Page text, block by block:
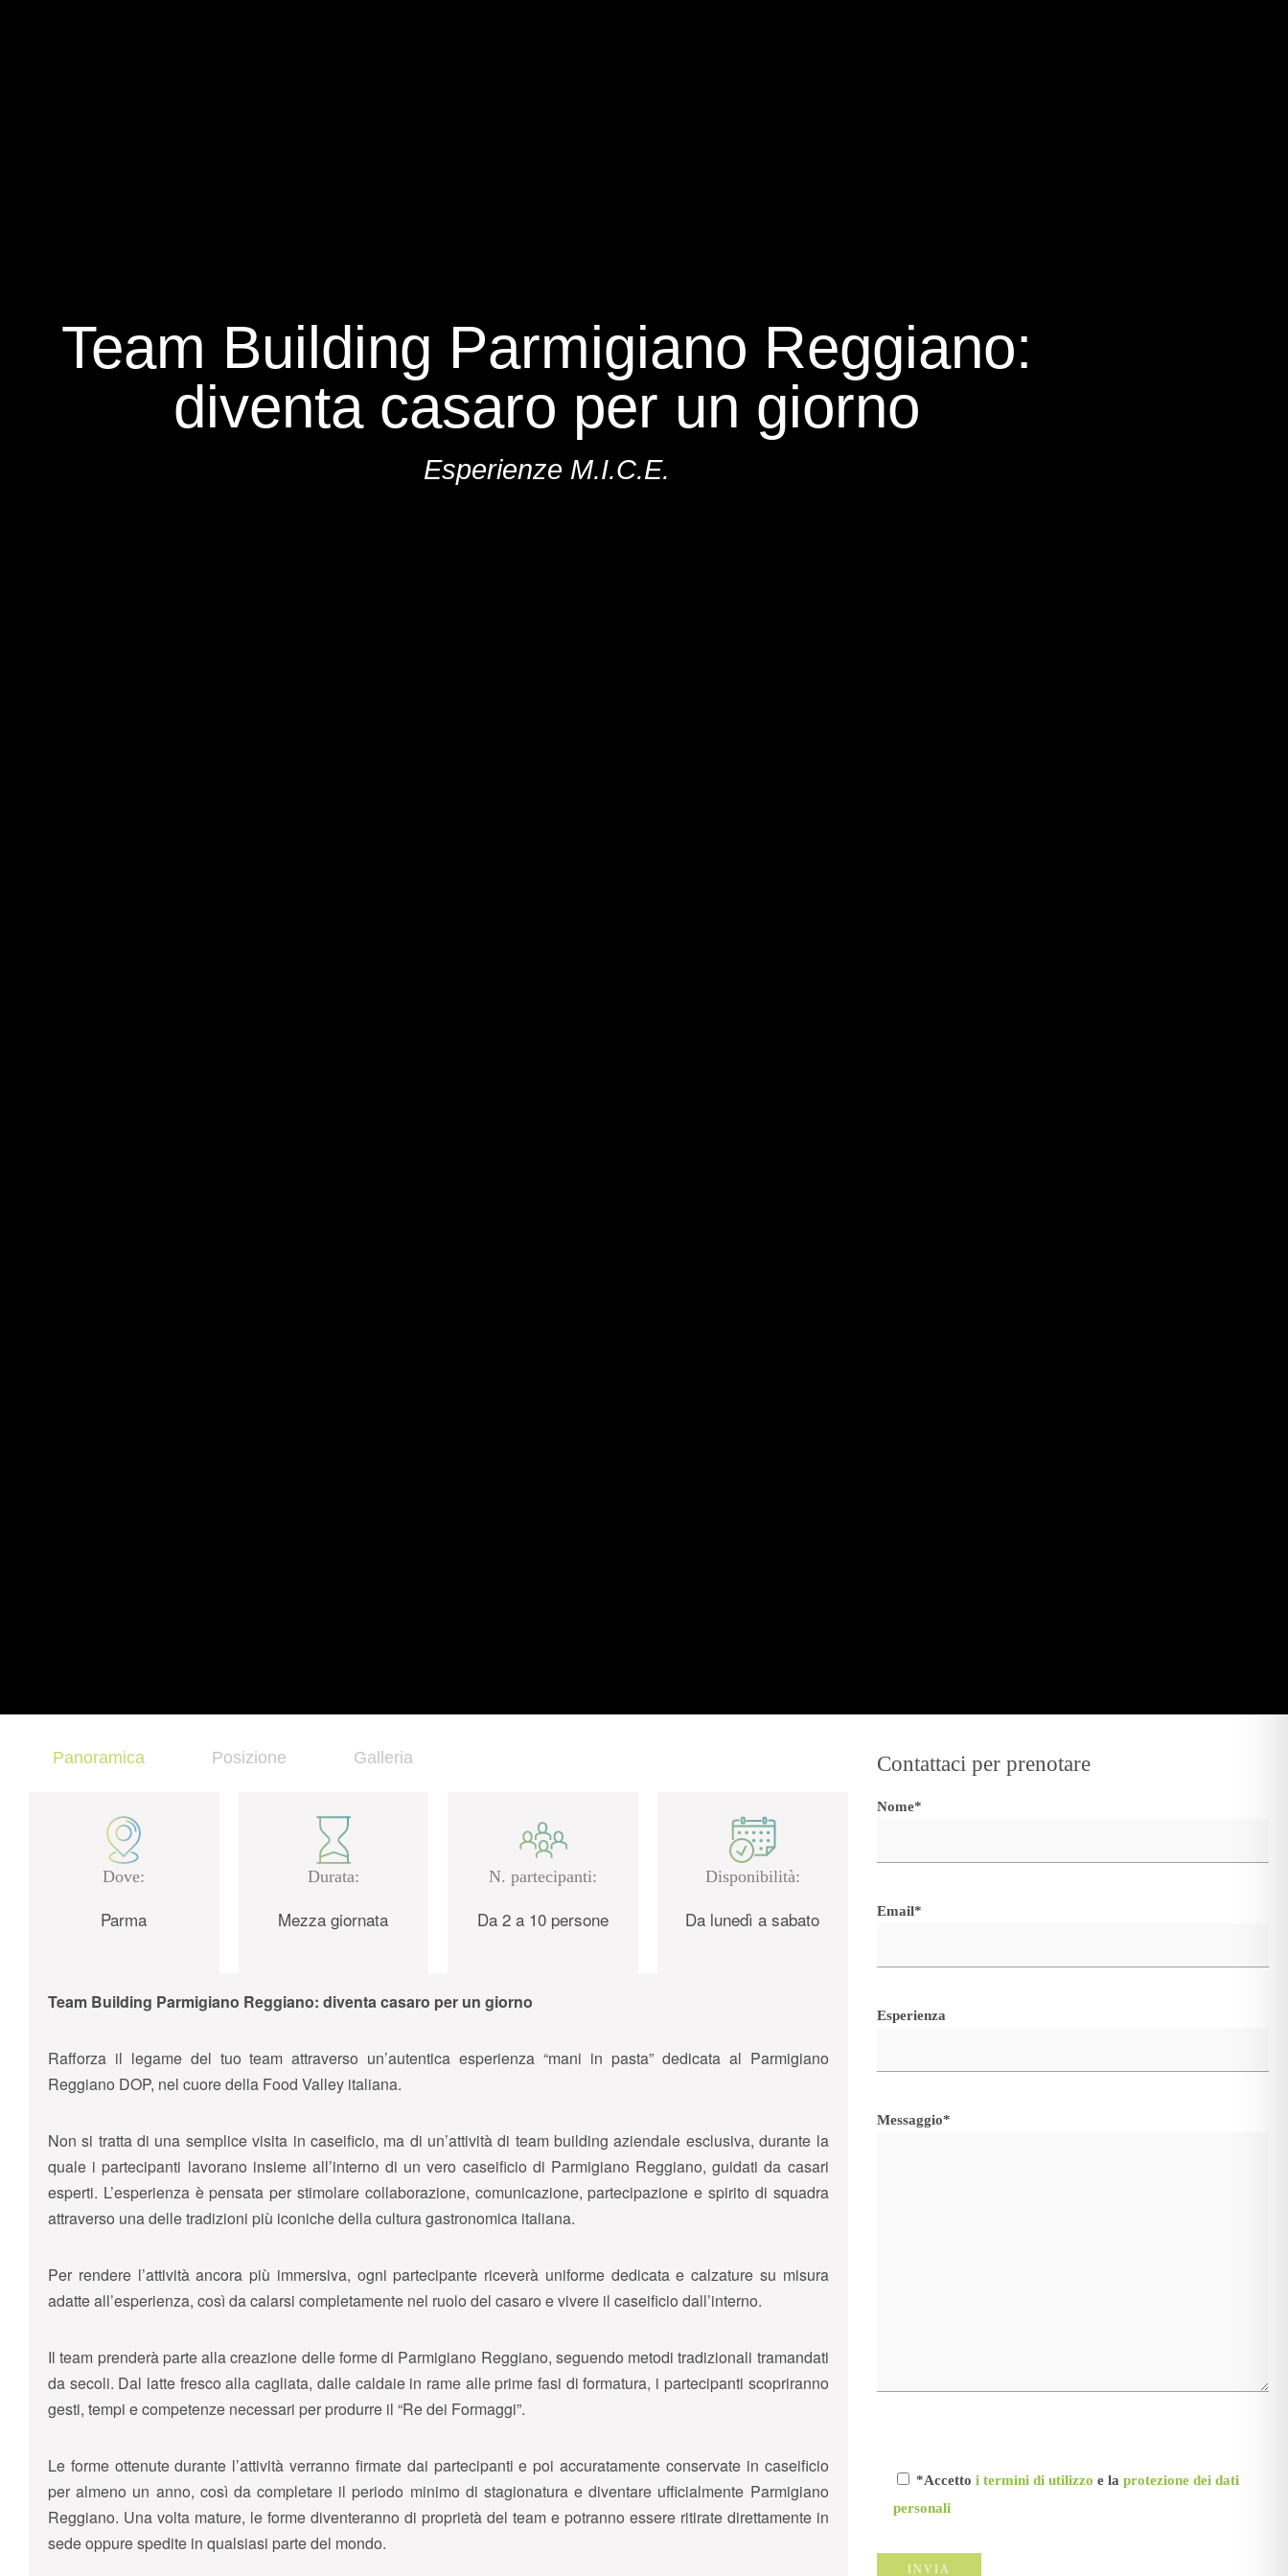
Team Building Parmigiano Reggiano:
diventa casaro per un giorno
Esperienze M.I.C.E.
Panoramica Posizione Galleria
Dove:
Parma
Durata:
Mezza giornata
N. partecipanti:
Da 2 a 10 persone
Disponibilità:
Da lunedì a sabato
Team Building Parmigiano Reggiano: diventa casaro per un giorno
Rafforza il legame del tuo team attraverso un’autentica esperienza “mani in pasta” dedicata al Parmigiano
Reggiano DOP, nel cuore della Food Valley italiana.
Non si tratta di una semplice visita in caseificio, ma di un’attività di team building aziendale esclusiva, durante la
quale i partecipanti lavorano insieme all’interno di un vero caseificio di Parmigiano Reggiano, guidati da casari
esperti. L’esperienza è pensata per stimolare collaborazione, comunicazione, partecipazione e spirito di squadra
attraverso una delle tradizioni più iconiche della cultura gastronomica italiana.
Per rendere l’attività ancora più immersiva, ogni partecipante riceverà uniforme dedicata e calzature su misura
adatte all’esperienza, così da calarsi completamente nel ruolo del casaro e vivere il caseificio dall’interno.
Il team prenderà parte alla creazione delle forme di Parmigiano Reggiano, seguendo metodi tradizionali tramandati
da secoli. Dal latte fresco alla cagliata, dalle caldaie in rame alle prime fasi di formatura, i partecipanti scopriranno
gesti, tempi e competenze necessari per produrre il “Re dei Formaggi”.
Le forme ottenute durante l’attività verranno firmate dai partecipanti e poi accuratamente conservate in caseificio
per almeno un anno, così da completare il periodo minimo di stagionatura e diventare ufficialmente Parmigiano
Reggiano. Una volta mature, le forme diventeranno di proprietà del team e potranno essere ritirate direttamente in
sede oppure spedite in qualsiasi parte del mondo.
Contattaci per prenotare
Nome*
Email*
Esperienza
Messaggio*
*Accetto i termini di utilizzo e la protezione dei dati
personali